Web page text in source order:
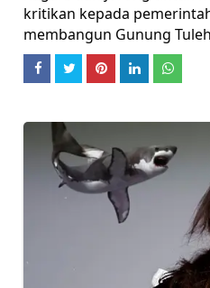
kritikan kepada
membangun Gunung